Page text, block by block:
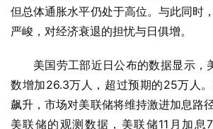
但总体通胀水平仍处于高位。与此同时
严峻，对经济衰退的担忧与日俱增。
美国劳工部近日公布的数据显示，
数增加26.3万人，超过预期的25万人
飙升，市场对美联储将维持激进加息路
美联储的观测数据，美联储11月加息